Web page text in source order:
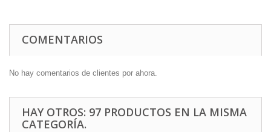
COMENTARIOS
No hay comentarios de clientes por ahora.
HAY OTROS: 97 PRODUCTOS EN LA MISMA
CATEGORÍA.